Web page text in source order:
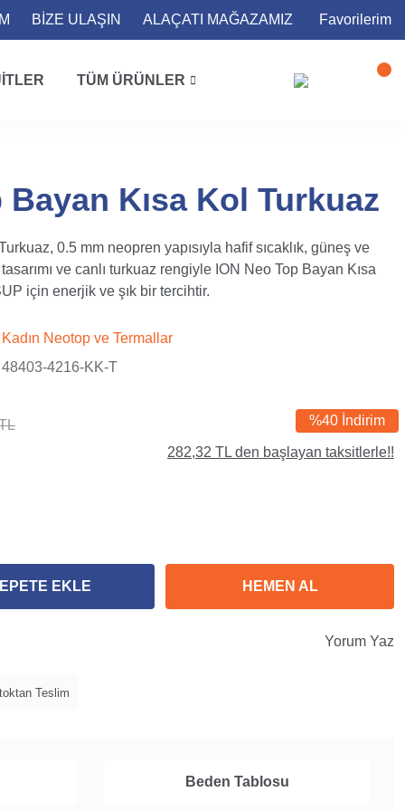
BİZE ULAŞIN ALAÇATI MAĞAZAMIZ Favorilerim
TÜM ÜRÜNLER
Bayan Kısa Kol Turkuaz
0.5 mm neopren yapısıyla hafif sıcaklık, güneş ve
ve canlı turkuaz rengiyle ION Neo Top Bayan Kısa
için enerjik ve şık bir tercihtir.
Kadın Neotop ve Termallar
48403-4216-KK-T
%40 İndirim
282,32 TL den başlayan taksitlerle!!
EKLE HEMEN AL
Yorum Yaz
Teslim
Beden Tablosu